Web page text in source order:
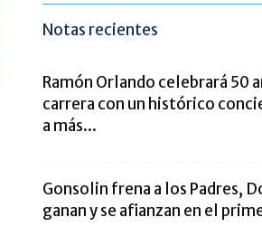
Notas recientes
Ramón Orlando celebrará 50
carrera con un histórico
a más...
Gonsolin frena a los Padres,
ganan y se afianzan en el